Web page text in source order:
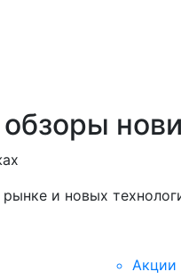
и новых
Акции